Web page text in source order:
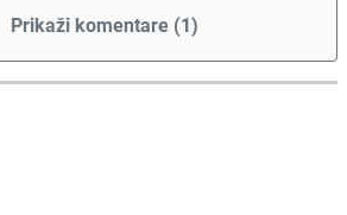
Prikaži komentare (1)